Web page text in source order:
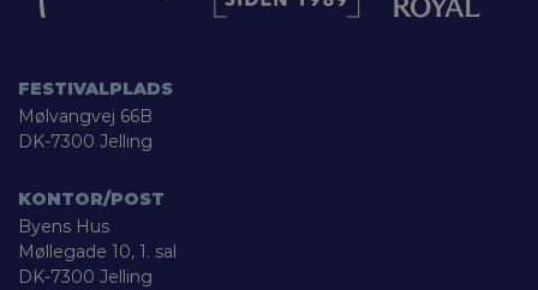
FESTIVALPLADS
Mølvangvej 66B
DK-7300 Jelling
KONTOR/POST
Byens Hus
Møllegade 10, 1. sal
DK-7300 Jelling